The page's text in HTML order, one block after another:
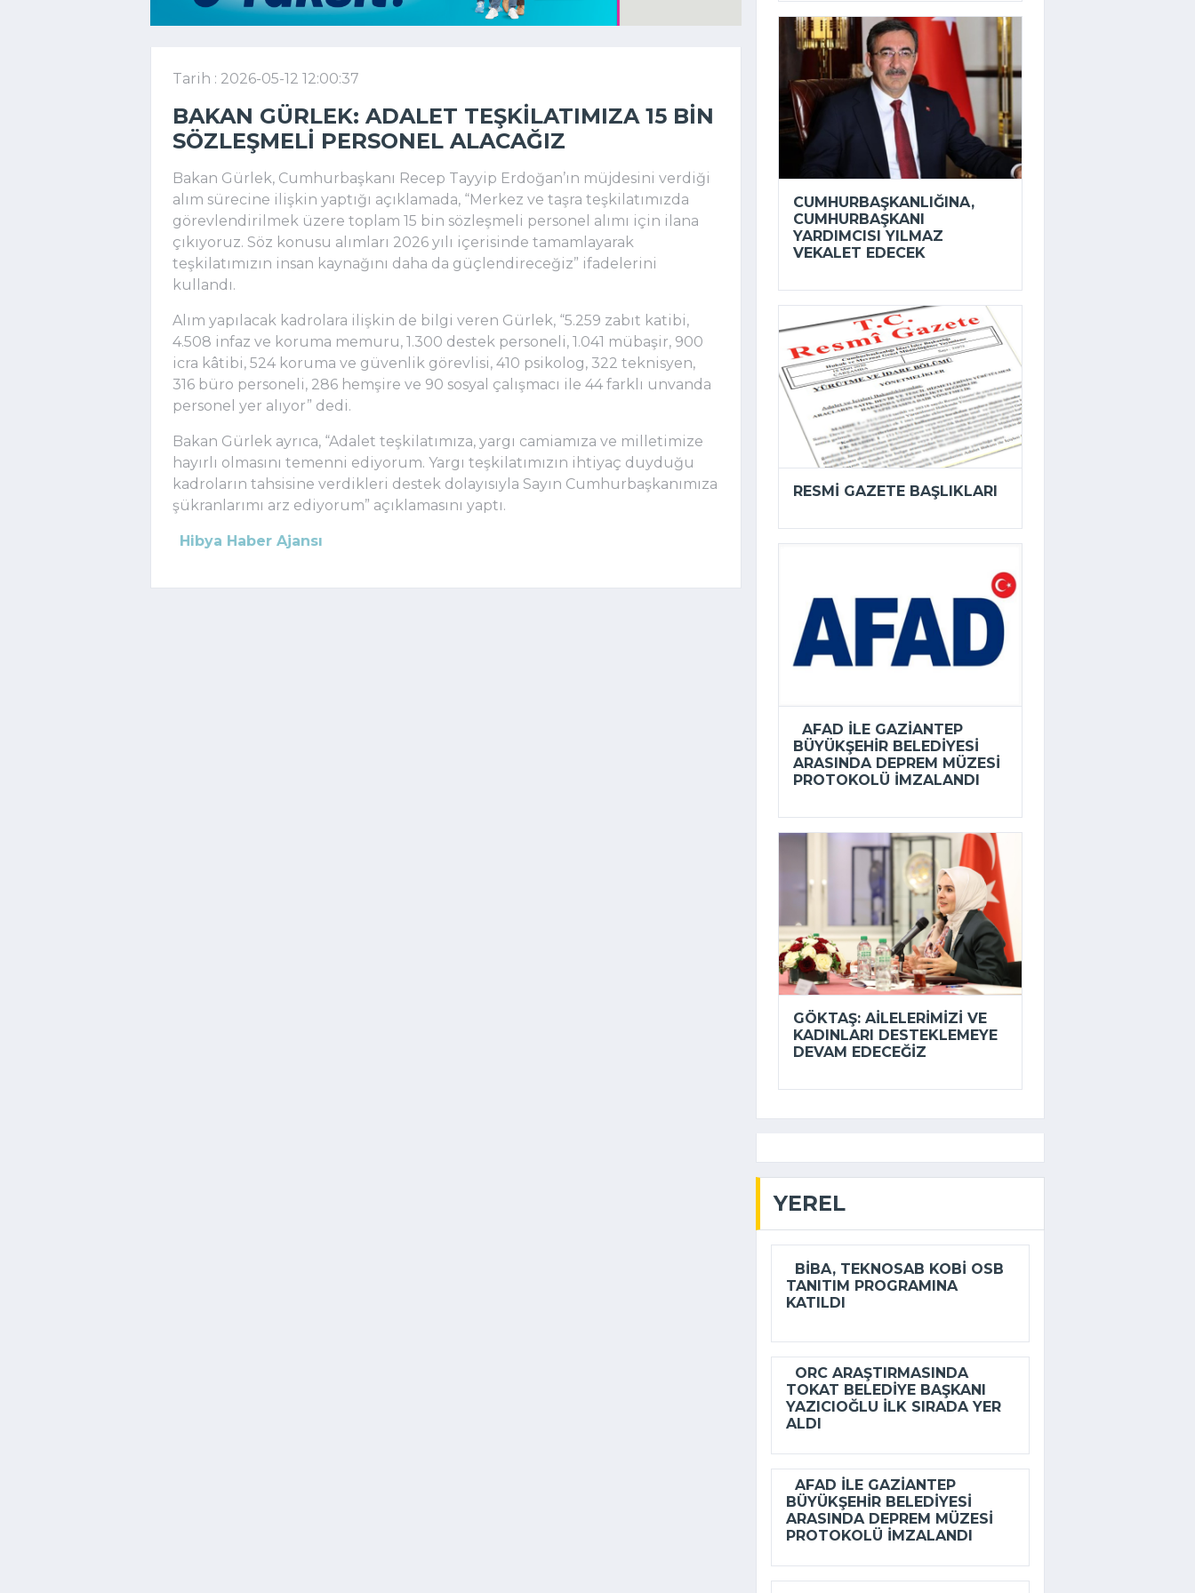
Tarih : 2026-05-12 12:00:37
BAKAN GÜRLEK: ADALET TEŞKILATIMIZA 15 BIN
SÖZLEŞMELI PERSONEL ALACAĞIZ
Bakan Gürlek, Cumhurbaşkanı Recep Tayyip Erdoğan’ın müjdesini verdiği
alım sürecine ilişkin yaptığı açıklamada, “Merkez ve taşra teşkilatımızda
görevlendirilmek üzere toplam 15 bin sözleşmeli personel alımı için ilana
çıkıyoruz. Söz konusu alımları 2026 yılı içerisinde tamamlayarak
teşkilatımızın insan kaynağını daha da güçlendireceğiz” ifadelerini
kullandı.
Alım yapılacak kadrolara ilişkin de bilgi veren Gürlek, “5.259 zabıt katibi,
4.508 infaz ve koruma memuru, 1.300 destek personeli, 1.041 mübaşir, 900
icra kâtibi, 524 koruma ve güvenlik görevlisi, 410 psikolog, 322 teknisyen,
316 büro personeli, 286 hemşire ve 90 sosyal çalışmacı ile 44 farklı unvanda
personel yer alıyor” dedi.
Bakan Gürlek ayrıca, “Adalet teşkilatımıza, yargı camiamıza ve milletimize
hayırlı olmasını temenni ediyorum. Yargı teşkilatımızın ihtiyaç duyduğu
kadroların tahsisine verdikleri destek dolayısıyla Sayın Cumhurbaşkanımıza
şükranlarımı arz ediyorum” açıklamasını yaptı.
Hibya Haber Ajansı
CUMHURBAŞKANLIĞINA,
CUMHURBAŞKANI
YARDIMCISI YILMAZ
VEKALET EDECEK
RESMI GAZETE BAŞLIKLARI
AFAD ILE GAZIANTEP
BÜYÜKŞEHIR BELEDIYESI
ARASINDA DEPREM MÜZESI
PROTOKOLÜ IMZALANDI
GÖKTAŞ: AILELERIMIZI VE
KADINLARI DESTEKLEMEYE
DEVAM EDECEĞIZ
YEREL
BIBA, TEKNOSAB KOBİ OSB
TANITIM PROGRAMINA
KATILDI
ORC ARAŞTIRMASINDA
TOKAT BELEDIYE BAŞKANI
YAZICIOĞLU ILK SIRADA YER
ALDI
AFAD ILE GAZIANTEP
BÜYÜKŞEHIR BELEDIYESI
ARASINDA DEPREM MÜZESI
PROTOKOLÜ IMZALANDI